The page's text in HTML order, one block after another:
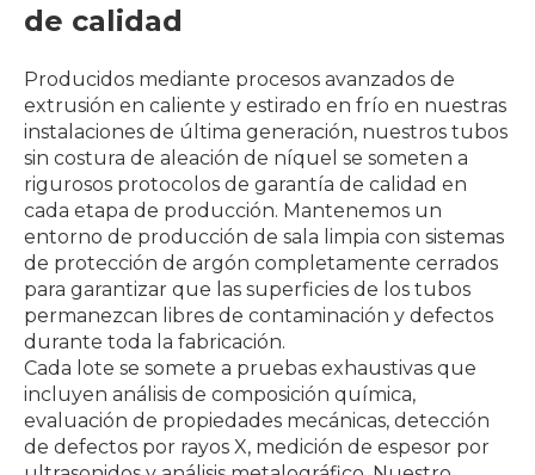
de calidad
Producidos mediante procesos avanzados de
extrusión en caliente y estirado en frío en nuestras
instalaciones de última generación, nuestros tubos
sin costura de aleación de níquel se someten a
rigurosos protocolos de garantía de calidad en
cada etapa de producción. Mantenemos un
entorno de producción de sala limpia con sistemas
de protección de argón completamente cerrados
para garantizar que las superficies de los tubos
permanezcan libres de contaminación y defectos
durante toda la fabricación.
Cada lote se somete a pruebas exhaustivas que
incluyen análisis de composición química,
evaluación de propiedades mecánicas, detección
de defectos por rayos X, medición de espesor por